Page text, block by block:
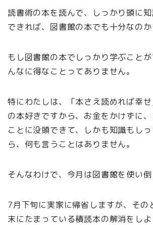
読書術の本を読んで、しっかり頭に
できれば、図書館の本でも十分なのか
もし図書館の本でしっかり学ぶこと
んなに得なことってありません。
特にわたしは、「本さえ読めれば幸
の本好きですから、お金をかけずに
ことに没頭できて、しかも知識もし
ら、何も言うことはありません。
そんなわけで、今月は図書館を使い倒
7月下旬に実家に帰省しますが、そ
末にたまっている積読本の解消をしよ